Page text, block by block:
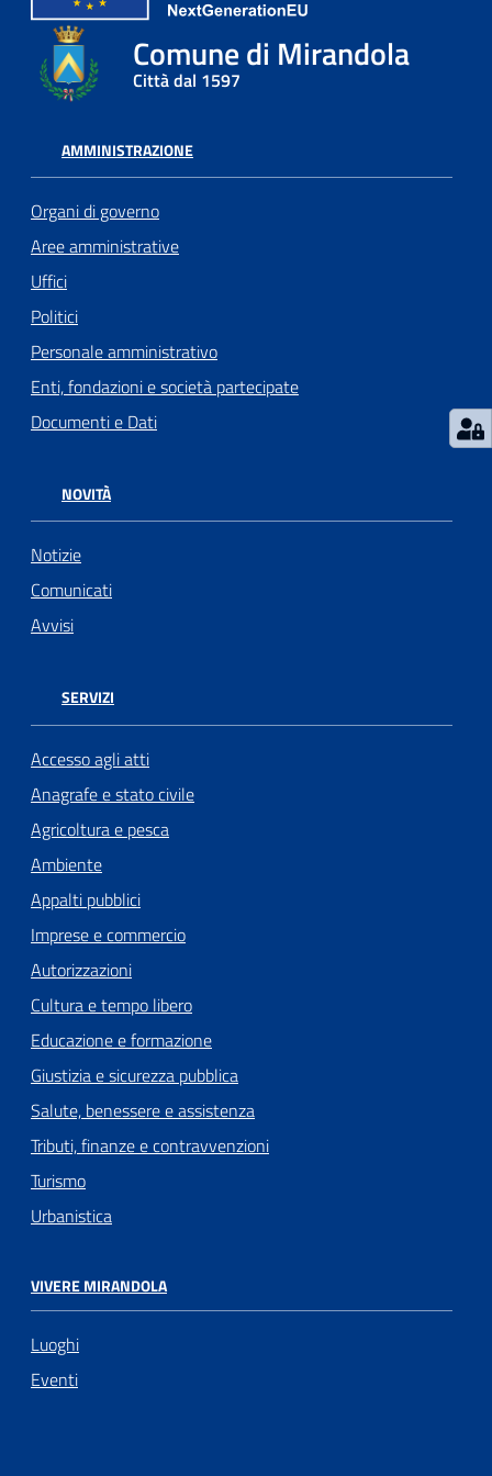
Seguici
su
Comune di Mirandola
Città dal 1597
AMMINISTRAZIONE
Organi di governo
Aree amministrative
Uffici
Politici
Personale amministrativo
Enti, fondazioni e società partecipate
Documenti e Dati
NOVITÀ
Notizie
Comunicati
Avvisi
SERVIZI
Accesso agli atti
Anagrafe e stato civile
Agricoltura e pesca
Ambiente
Appalti pubblici
Imprese e commercio
Autorizzazioni
Cultura e tempo libero
Educazione e formazione
Giustizia e sicurezza pubblica
Salute, benessere e assistenza
Tributi, finanze e contravvenzioni
Turismo
Urbanistica
VIVERE MIRANDOLA
Luoghi
Eventi